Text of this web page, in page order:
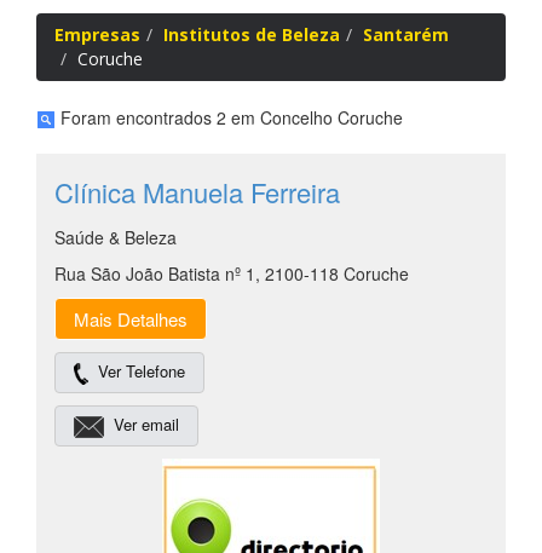
Empresas Institutos de Beleza
Santarém
Coruche
Foram encontrados 2 em Concelho Coruche
Clínica Manuela Ferreira
Saúde & Beleza
Rua São João Batista nº 1, 2100-118 Coruche
Mais Detalhes
Ver Telefone
Ver email